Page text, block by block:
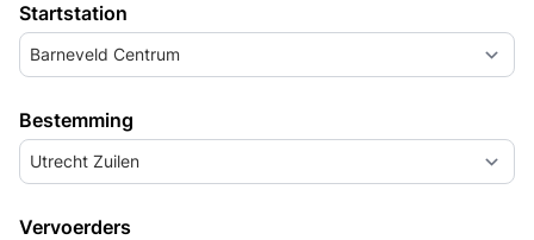
Startstation
Barneveld Centrum
Bestemming
Utrecht Zuilen
Vervoerders